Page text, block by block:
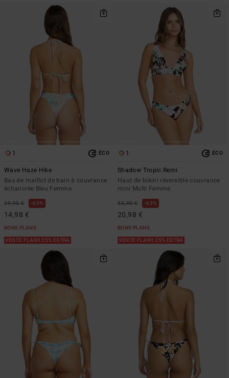
1 ÉCO
Wave Haze Hike
Bas de maillot de bain à couvrance
échancrée Bleu Femme
39,95 € 63%
14,98 €
BONS PLANS
VENTE FLASH 25% EXTRA
1 ÉCO
Shadow Tropic Remi
Haut de bikini réversible couvrance
mini Multi Femme
55,95 € 63%
20,98 €
BONS PLANS
VENTE FLASH 25% EXTRA